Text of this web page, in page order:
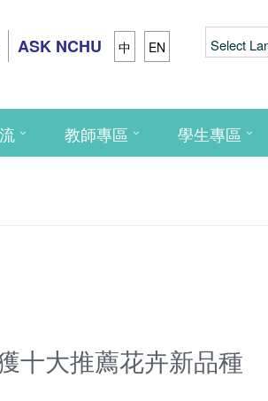
ASK NCHU 中 EN Select
教師專區 學生專區
十大推薦花卉新品種